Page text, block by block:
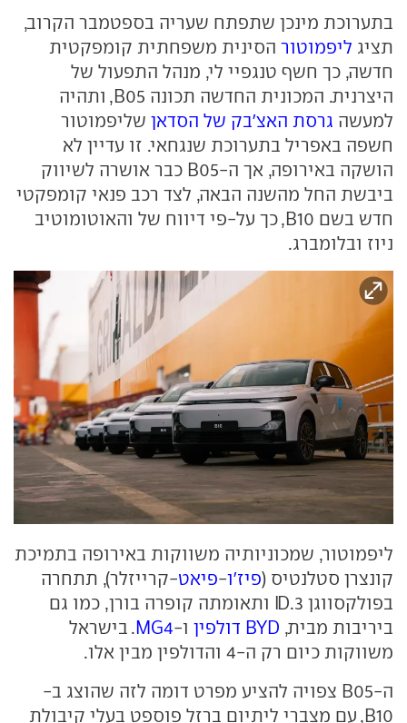
בתערוכת מינכן שתפתח שעריה בספטמבר הקרוב,
תציג ליפמוטור הסינית משפחתית קומפקטית
חדשה, כך חשף טנגפיי לי, מנהל התפעול של
היצרנית. המכונית החדשה תכונה B05, ותהיה
למעשה גרסת האצ'בק של הסדאן שליפמוטור
חשפה באפריל בתערוכת שנגחאי. זו עדיין לא
הושקה באירופה, אך ה-B05 כבר אושרה לשיווק
ביבשת החל מהשנה הבאה, לצד רכב פנאי קומפקטי
חדש בשם B10, כך על-פי דיווח של והאוטומוטיב
ניוז ובלומברג.
ליפמוטור, שמכוניותיה משווקות באירופה בתמיכת
קונצרן סטלנטיס (פיז'ו-פיאט-קרייזלר), תתחרה
בפולקסווגן ID.3 ותאומתה קופרה בורן, כמו גם
ביריבות מבית, BYD דולפין ו-MG4. בישראל
משווקות כיום רק ה-4 והדולפין מבין אלו.
ה-B05 צפויה להציע מפרט דומה לזה שהוצג ב-
B10, עם מצברי ליתיום ברזל פוספט בעלי קיבולת